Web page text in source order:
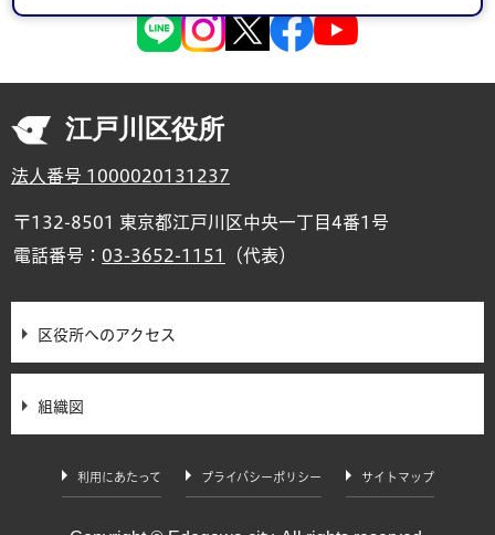
江戸川区役所
法人番号 1000020131237
〒132-8501 東京都江戸川区中央一丁目4番1号
電話番号： 03-3652-1151 （代表）
区役所へのアクセス
組織図
利用にあたって プライバシーポリシー サイトマップ